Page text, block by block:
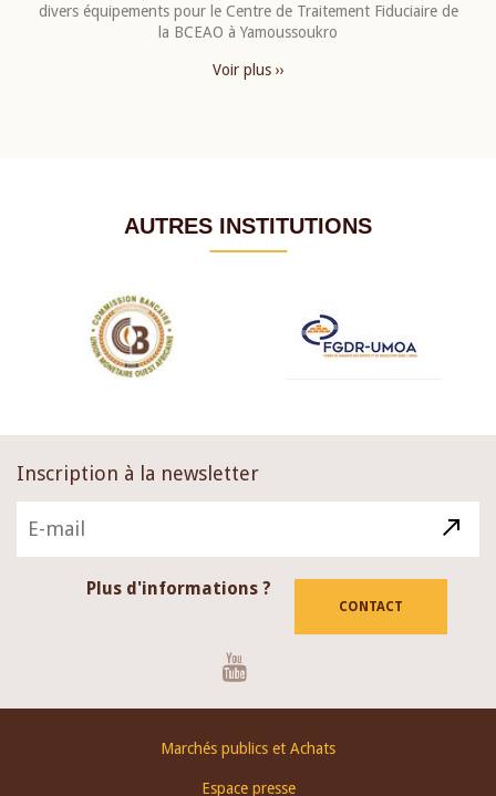
divers équipements pour le Centre de Traitement Fiduciaire de
la BCEAO à Yamoussoukro
Voir plus ››
AUTRES INSTITUTIONS
Inscription à la newsletter
Plus d'informations ?
CONTACT
Marchés publics et Achats
Espace presse